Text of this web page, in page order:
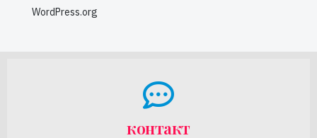
WordPress.org
контакт